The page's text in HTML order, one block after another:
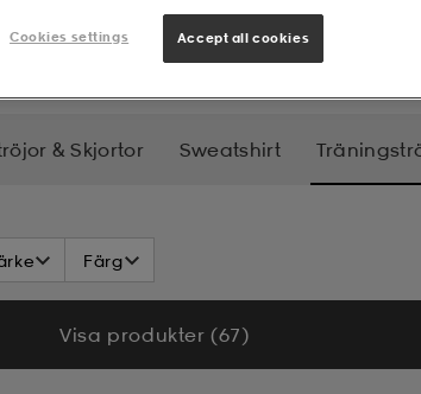
& Skjortor Sweatshirt
Färg
Visa produkter (67)
Cookies settings Accept all cookies